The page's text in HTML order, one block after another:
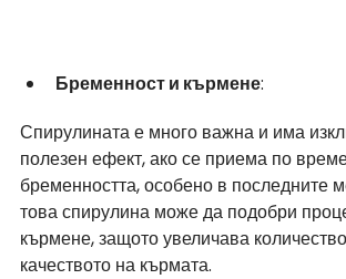
Бременност и кърмене:
Спирулината е много важна и има
полезен ефект, ако се приема по
бременността, особено в последните
това спирулина може да подобри
кърмене, защото увеличава
качеството на кърмата.